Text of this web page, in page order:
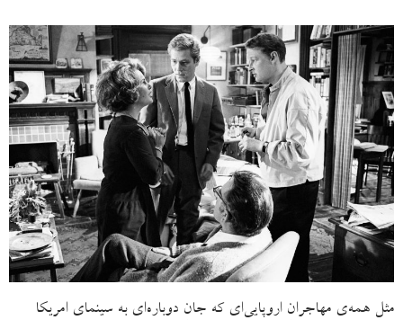
مثلِ همه‌ی مهاجرانِ اروپایی‌ای که جانِ دوباره‌ای به سینمای امریکا